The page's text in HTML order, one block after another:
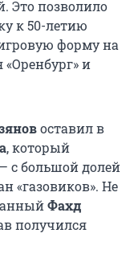
Это позволило
к 50-летию
форму на
и
оставил в
, который
с большой долей
«газовиков». Не
Фахд
получился